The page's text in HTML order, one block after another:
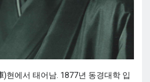
)현에서 태어남. 1877년 동경대학 입